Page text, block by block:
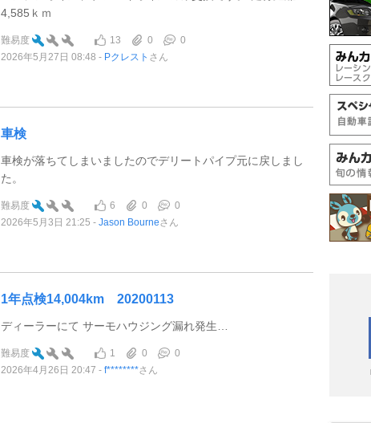
4,585ｋｍ
難易度 13 0
0
2026年5月27日 08:48
Pクレスト さん
車検
車検が落ちてしまいましたのでデリートパイプ元に戻しまし
た。
難易度 6 0
0
2026年5月3日 21:25
Jason Bourneさん
1年点検14,004km 20200113
ディーラーにて サーモハウジング漏れ発生…
難易度 1 0
0
2026年4月26日 20:47
f********さん